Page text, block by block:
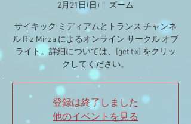
2月21日(日) ズーム
サイキック ミディアムとトランス チャンネ
ル Riz Mirza によるオンライン サークル オブ
ライト。詳細については、[get tix] をクリッ
クしてください。
登録は終了しました
他のイベントを見る